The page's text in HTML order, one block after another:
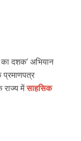
का दशक’ अभियान
प्रमाणपत्र
राज्य मेंसाहसिक